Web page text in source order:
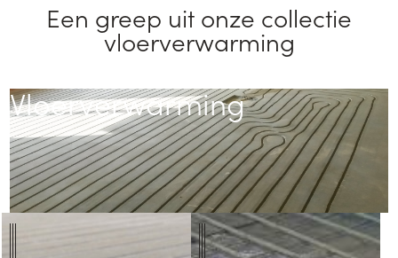
een greep uit onze collectie
vloerverwarming
Vloerverwarming